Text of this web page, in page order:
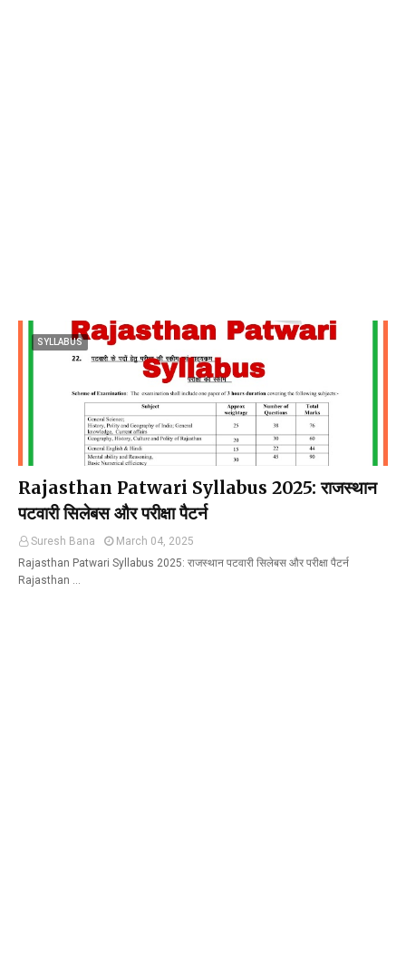
SYLLABUS
Rajasthan Patwari Syllabus 2025: राजस्थान
पटवारी सिलेबस और परीक्षा पैटर्न
Suresh Bana
March 04, 2025
Rajasthan Patwari Syllabus 2025: राजस्थान पटवारी सिलेबस और परीक्षा पैटर्न
Rajasthan …